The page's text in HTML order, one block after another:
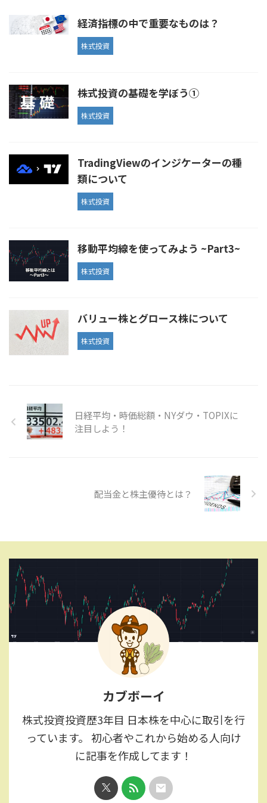
経済指標の中で重要なものは？
株式投資
株式投資の基礎を学ぼう①
株式投資
TradingViewのインジケーターの種
類について
株式投資
移動平均線を使ってみよう ~Part3~
株式投資
バリュー株とグロース株について
株式投資
日経平均・時価総額・NYダウ・TOPIXに
注目しよう！
配当金と株主優待とは？
カブボーイ
株式投資投資歴3年目 日本株を中心に取引を行
っています。 初心者やこれから始める人向け
に記事を作成してます！